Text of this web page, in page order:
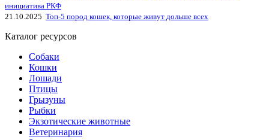
инициатива РКФ
21.10.2025 Топ-5 пород кошек, которые живут дольше всех
Каталог ресурсов
Собаки
Кошки
Лошади
Птицы
Грызуны
Рыбки
Экзотические животные
Ветеринария